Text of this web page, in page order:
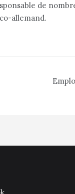
de
allemand.